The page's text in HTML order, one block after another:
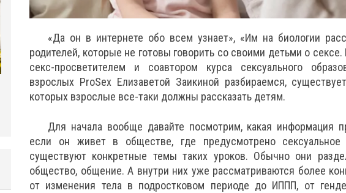
«Да он в интернете обо всем узнает», «Им на биологии
родителей, которые не готовы говорить со своими детьми о
секс-просветителем и соавтором курса сексуального
взрослых ProSex Елизаветой Заикиной разбираемся,
которых взрослые все-таки должны рассказать детям.
Для начала вообще давайте посмотрим, какая информация
если он живет в обществе, где предусмотрено сексуальное
существуют конкретные темы таких уроков. Обычно они
общество, общение. А внутри них уже рассматриваются более
от изменения тела в подростковом периоде до ИППП, от